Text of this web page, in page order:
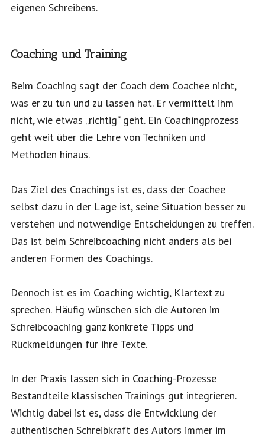
eigenen Schreibens.
Coaching und Training
Beim Coaching sagt der Coach dem Coachee nicht,
was er zu tun und zu lassen hat. Er vermittelt ihm
nicht, wie etwas „richtig“ geht. Ein Coachingprozess
geht weit über die Lehre von Techniken und
Methoden hinaus.
Das Ziel des Coachings ist es, dass der Coachee
selbst dazu in der Lage ist, seine Situation besser zu
verstehen und notwendige Entscheidungen zu treffen.
Das ist beim Schreibcoaching nicht anders als bei
anderen Formen des Coachings.
Dennoch ist es im Coaching wichtig, Klartext zu
sprechen. Häufig wünschen sich die Autoren im
Schreibcoaching ganz konkrete Tipps und
Rückmeldungen für ihre Texte.
In der Praxis lassen sich in Coaching-Prozesse
Bestandteile klassischen Trainings gut integrieren.
Wichtig dabei ist es, dass die Entwicklung der
authentischen Schreibkraft des Autors immer im